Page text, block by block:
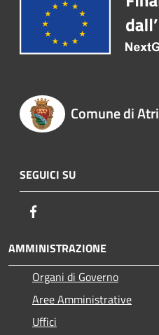
Comune di Atri
SEGUICI SU
AMMINISTRAZIONE
Organi di Governo
Aree Amministrative
Uffici